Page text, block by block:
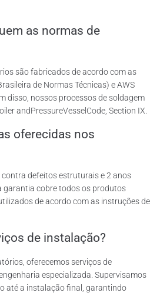
as normas de
são fabricados de acordo com as
de Normas Técnicas) e AWS
disso, nossos processos de soldagem
andPressureVesselCode, Section IX.
oferecidas nos
defeitos estruturais e 2 anos
garantia cobre todos os produtos
de acordo com as instruções de
de instalação?
oferecemos serviços de
especializada. Supervisamos
até a instalação final, garantindo